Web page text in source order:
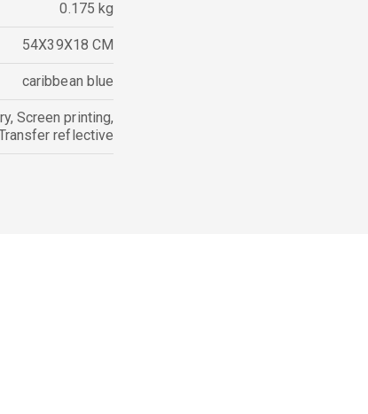
0.175 kg
54X39X18 CM
caribbean blue
, Screen printing,
reflective